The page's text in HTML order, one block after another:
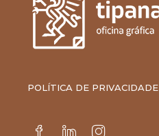
POLÍTICA DE PRIVACIDADE